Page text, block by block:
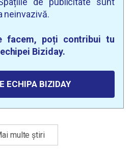
neinvazivă.
facem, poți contribui tu
Biziday.
ECHIPA BIZIDAY
multe știri